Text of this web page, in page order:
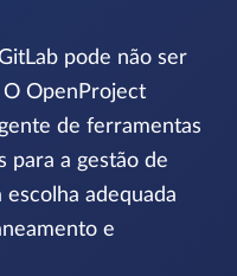
pode não ser
OpenProject
de ferramentas
para a gestão de
adequada
e